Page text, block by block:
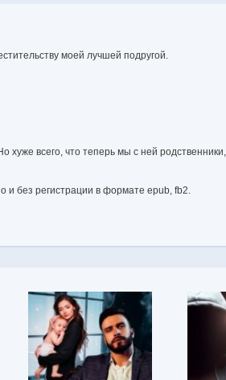
моей лучшей подругой.
всего, что теперь мы с ней
и без регистрации в формате epub, fb2.